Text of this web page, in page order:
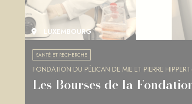
LUXEMBOURG
SANTÉ ET RECHERCHE
FONDATION DU PÉLICAN DE MIE ET PIERRE
Les Bourses de la